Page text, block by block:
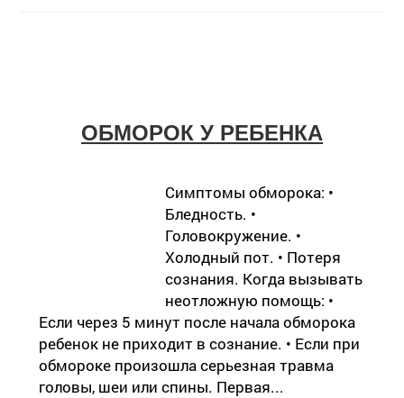
ОБМОРОК У РЕБЕНКА
Симптомы обморока: •
Бледность. •
Головокружение. •
Холодный пот. • Потеря
сознания. Когда вызывать
неотложную помощь: •
Если через 5 минут после начала обморока
ребенок не приходит в сознание. • Если при
обмороке произошла серьезная травма
головы, шеи или спины. Первая...